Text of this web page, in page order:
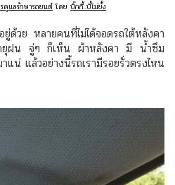
ดูแลรักษารถยนต์โดย บิ๊กกี้..บี้ไม่ยั้ง
วย หลายคนที่ไม่ได้จอดรถใต้หลังคา
ยุฝน จู่ๆ ก็เห็น ผ้าหลังคา มี น้ำซึม
น่ แล้วอย่างนี้รถเรามีรอยรั่วตรงไหน